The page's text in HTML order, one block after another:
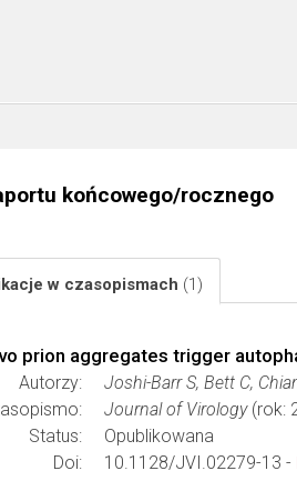
końcowego/rocznego
w czasopismach (1)
prion aggregates trigger
Autorzy:
Joshi-Barr S, Bett C,
Journal of Virology(rok:
Status:
Opublikowana
Doi:
10.1128/JVI.02279-13 -